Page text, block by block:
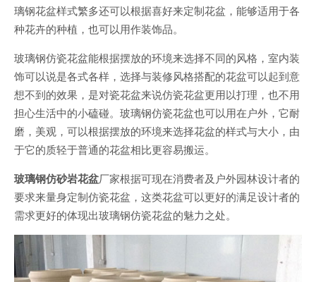
璃钢花盆样式繁多还可以根据喜好来定制花盆，能够适用于各
种花卉的种植，也可以用作装饰品。
玻璃钢仿瓷花盆能根据摆放的环境来选择不同的风格，室内装
饰可以说是各式各样，选择与装修风格搭配的花盆可以起到意
想不到的效果，是对瓷花盆来说仿瓷花盆更用以打理，也不用
担心生活中的小磕碰。玻璃钢仿瓷花盆也可以用在户外，它耐
磨，美观，可以根据摆放的环境来选择花盆的样式与大小，由
于它的质轻于普通的花盆相比更容易搬运。
玻璃钢仿砂岩花盆厂家根据可现在消费者及户外园林设计者的
要求来量身定制仿瓷花盆，这类花盆可以更好的满足设计者的
需求更好的体现出玻璃钢仿瓷花盆的魅力之处。